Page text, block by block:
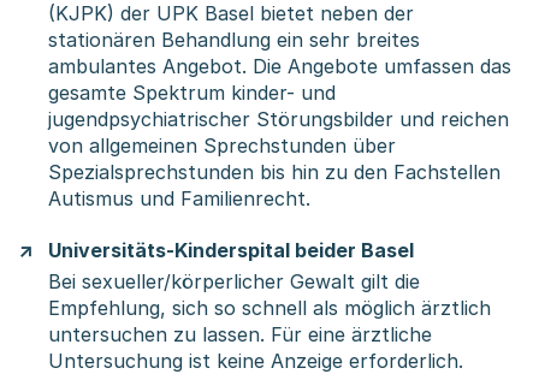
(KJPK) der UPK Basel bietet neben der
stationären Behandlung ein sehr breites
ambulantes Angebot. Die Angebote umfassen das
gesamte Spektrum kinder- und
jugendpsychiatrischer Störungsbilder und reichen
von allgemeinen Sprechstunden über
Spezialsprechstunden bis hin zu den Fachstellen
Autismus und Familienrecht.
Universitäts-Kinderspital beider Basel
Bei sexueller/körperlicher Gewalt gilt die
Empfehlung, sich so schnell als möglich ärztlich
untersuchen zu lassen. Für eine ärztliche
Untersuchung ist keine Anzeige erforderlich.